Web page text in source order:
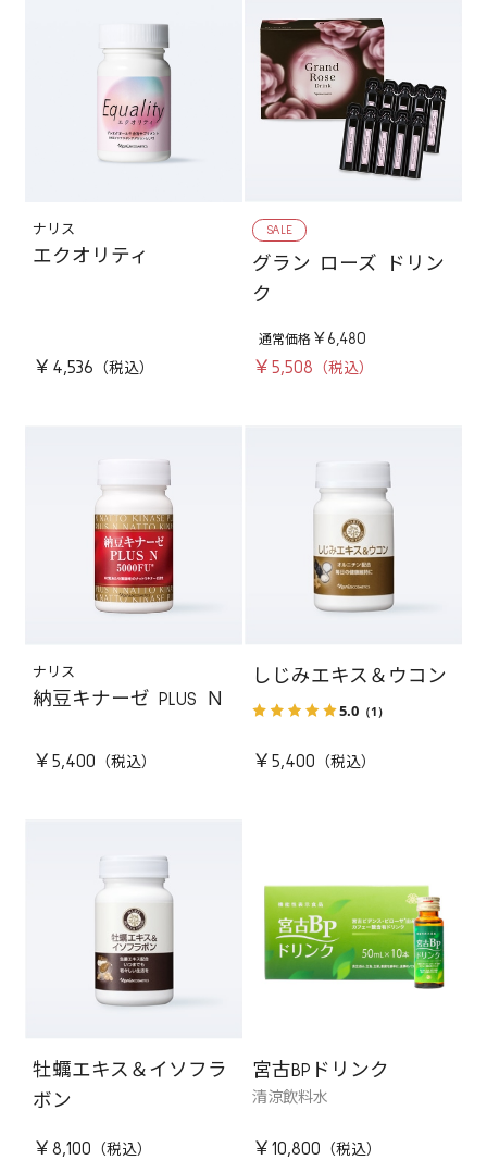
ナリス
エクオリティ
￥4,536
SALE
グラン ローズ ドリン
ク
￥6,480
￥5,508
ナリス
納豆キナーゼ PLUS Ｎ
￥5,400
しじみエキス＆ウコン
5.0（1）
￥5,400
牡蠣エキス＆イソフラ
ボン
￥8,100
宮古BPドリンク
清涼飲料水
￥10,800